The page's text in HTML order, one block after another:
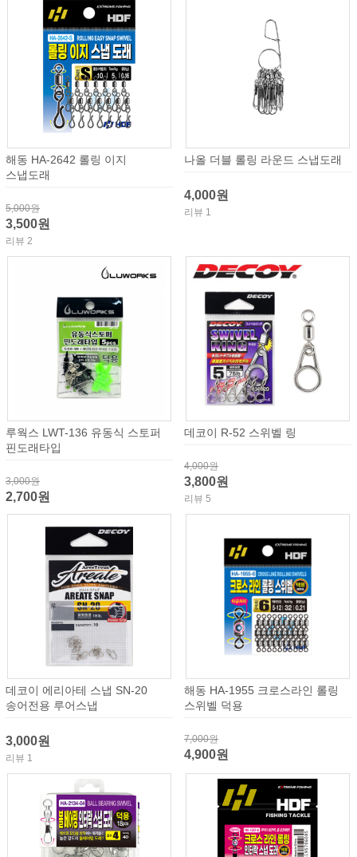
해동 HA-2642 롤링 이지
스냅도래
5,000원
3,500원
리뷰 2
나올 더블 롤링 라운드 스냅도래
4,000원
리뷰 1
루웍스 LWT-136 유동식 스토퍼
핀도래타입
3,000원
2,700원
데코이 R-52 스위벨 링
4,000원
3,800원
리뷰 5
데코이 에리아테 스냅 SN-20
송어전용 루어스냅
3,000원
리뷰 1
해동 HA-1955 크로스라인 롤링
스위벨 덕용
7,000원
4,900원